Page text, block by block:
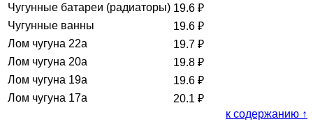
Чугунные батареи (радиаторы) 19.6 ₽
Чугунные ванны
19.6 ₽
Лом чугуна 22а
19.7 ₽
Лом чугуна 20а
19.8 ₽
Лом чугуна 19а
19.6 ₽
Лом чугуна 17а
20.1 ₽
к содержанию ↑